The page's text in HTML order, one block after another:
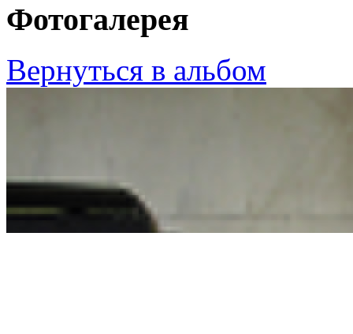
Фотогалерея
Вернуться в альбом